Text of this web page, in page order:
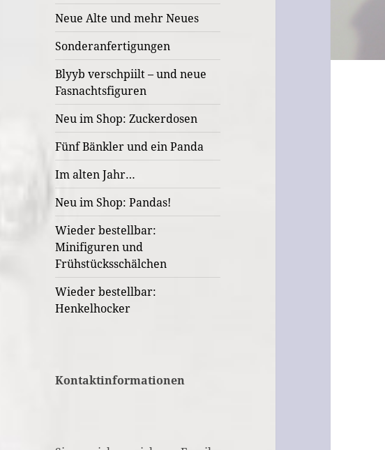
Neue Alte und mehr Neues
Sonderanfertigungen
Blyyb verschpiilt – und neue
Fasnachtsfiguren
Neu im Shop: Zuckerdosen
Fünf Bänkler und ein Panda
Im alten Jahr…
Neu im Shop: Pandas!
Wieder bestellbar:
Minifiguren und
Frühstücksschälchen
Wieder bestellbar:
Henkelhocker
Kontaktinformationen